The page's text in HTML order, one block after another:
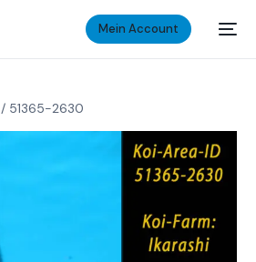
Mein Account
/ 51365-2630